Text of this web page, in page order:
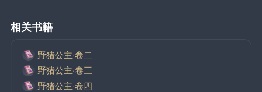
相关书籍
野猪公主·卷二
野猪公主·卷三
野猪公主·卷四